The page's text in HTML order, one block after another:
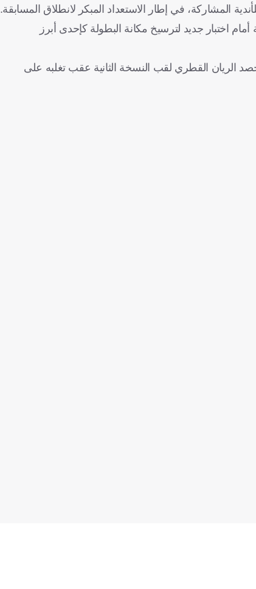
المشاركة، في إطار الاستعداد المبكر لانطلاق المسابقة.
أمام اختبار جديد لترسيخ مكانة البطولة كإحدى أبرز
توج باللقب الأول بعد فوزه على القادسية الكويتي 2-1، فيما حصد الريان القطري لقب النسخة الثانية عقب تغلبه على